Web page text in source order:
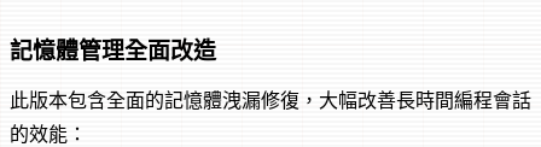
記憶體管理全面改造
此版本包含全面的記憶體洩漏修復，大幅改善長時間編程會話
的效能：